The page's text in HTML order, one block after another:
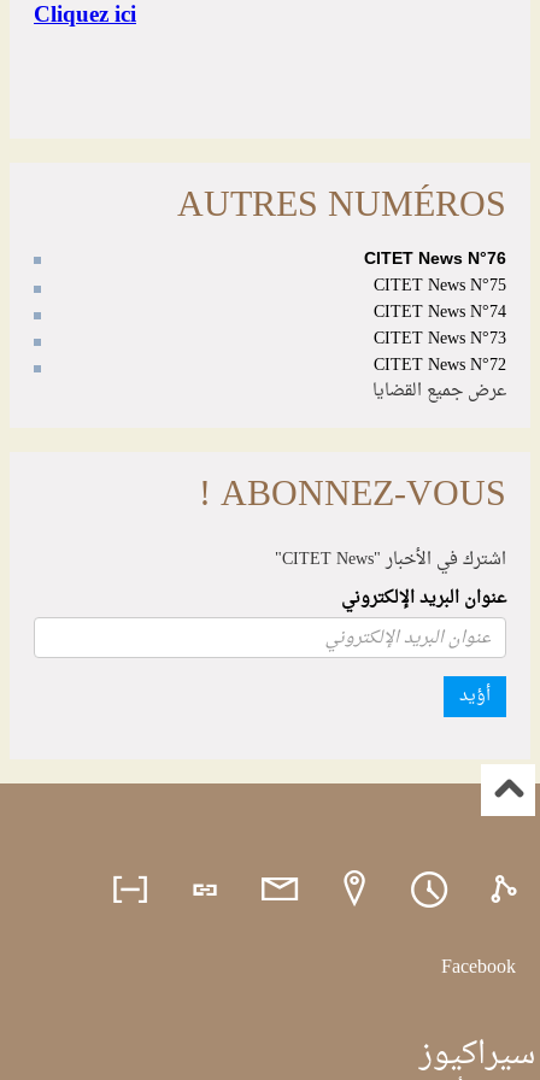
AUTRES NUMÉROS
CITET News N°76
CITET News N°75
CITET News N°74
CITET News N°73
CITET News N°72
عرض جميع القضايا
ABONNEZ-VOUS !
اشترك في الأخبار "CITET News"
عنوان البريد الإلكتروني
أؤيد
Facebook
سيراكيوز